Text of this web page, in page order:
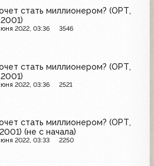
стать миллионером? (ОРТ,
2022, 03:36 3546
стать миллионером? (ОРТ,
2022, 03:36 2521
стать миллионером? (ОРТ,
(не с начала)
2022, 03:33 2250